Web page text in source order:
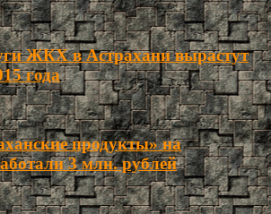
ЖКХ в Астрахани вырастут
года
продукты» на
3 млн. рублей